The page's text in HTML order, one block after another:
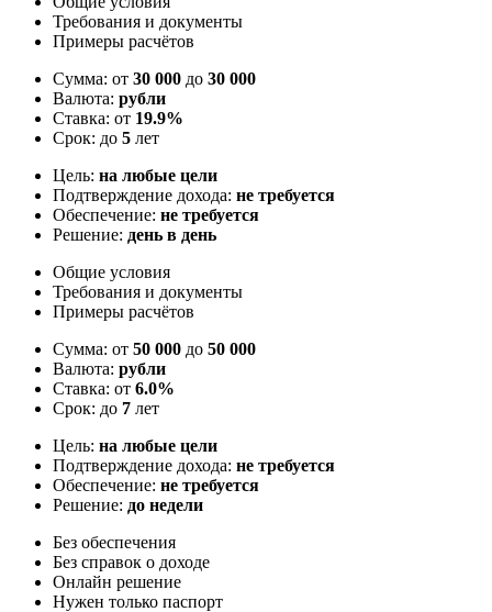
Требования и документы
Примеры расчётов
Сумма: от 30 000 до 30 000
Валюта: рубли
Ставка: от 19.9%
Срок: до 5 лет
Цель: на любые цели
Подтверждение дохода: не требуется
Обеспечение: не требуется
Решение: день в день
Общие условия
Требования и документы
Примеры расчётов
Сумма: от 50 000 до 50 000
Валюта: рубли
Ставка: от 6.0%
Срок: до 7 лет
Цель: на любые цели
Подтверждение дохода: не требуется
Обеспечение: не требуется
Решение: до недели
Без обеспечения
Без справок о доходе
Онлайн решение
Нужен только паспорт